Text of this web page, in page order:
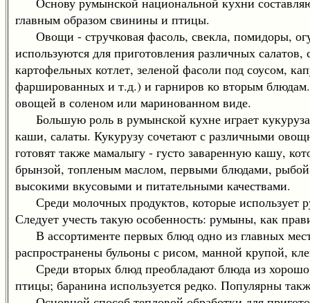
главным образом свинины и птицы.
Овощи - стручковая фасоль, свекла, помидоры,
используются для приготовления различных
картофельных котлет, зеленой фасоли под соусом,
фаршированных и т.д.) и гарниров ко вторым
овощей в соленом или маринованном виде.
Большую роль в румынской кухне играет
каши, салаты. Кукурузу сочетают с различными
готовят также мамалыгу - густо заваренную кашу,
брынзой, топленым маслом, первыми блюдами,
высокими вкусовыми и питательными качествами.
Среди молочных продуктов, которые использует
Следует учесть такую особенность: румыны, как
В ассортименте первых блюд одно из главных
распространены бульоны с рисом, манной крупой,
Среди вторых блюд преобладают блюда из хорошо
птицы; баранина используется редко. Популярны